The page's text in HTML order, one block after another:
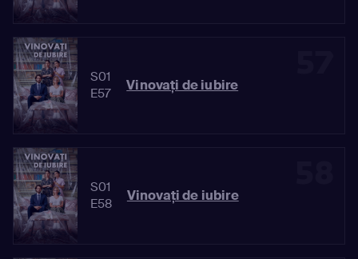
S01
E57
Vinovaţi de iubire
S01
E58
Vinovaţi de iubire